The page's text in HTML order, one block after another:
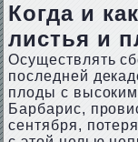
Когда и
листья и
Осуществлять
последней
плоды с
Барбарис,
сентября,